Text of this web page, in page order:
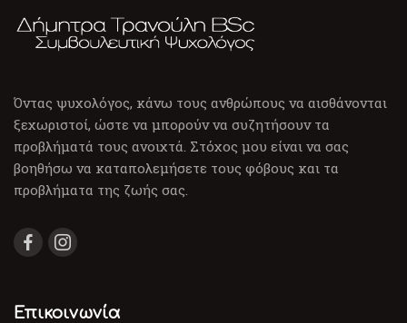
Όντας ψυχολόγος, κάνω τους ανθρώπους να αισθάνονται
ξεχωριστοί, ώστε να μπορούν να συζητήσουν τα
προβλήματά τους ανοιχτά. Στόχος μου είναι να σας
βοηθήσω να καταπολεμήσετε τους φόβους και τα
προβλήματα της ζωής σας.
Επικοινωνία